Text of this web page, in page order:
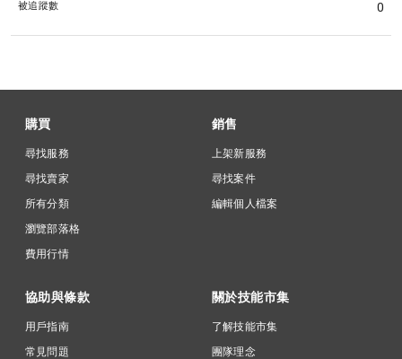
被追蹤數 0
購買
尋找服務
尋找賣家
所有分類
瀏覽部落格
費用行情
銷售
上架新服務
尋找案件
編輯個人檔案
協助與條款
用戶指南
常見問題
關於技能市集
了解技能市集
團隊理念